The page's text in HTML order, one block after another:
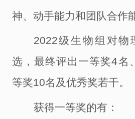
神、动手能力和团队合作
2022级生物组对物
选，最终评出一等奖4名
等奖10名及优秀奖若干。
获得一等奖的有：